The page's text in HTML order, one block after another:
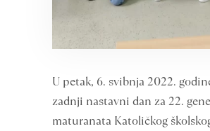
U petak, 6. svibnja 2022.
zadnji nastavni dan za 22.
maturanata Katoličkog